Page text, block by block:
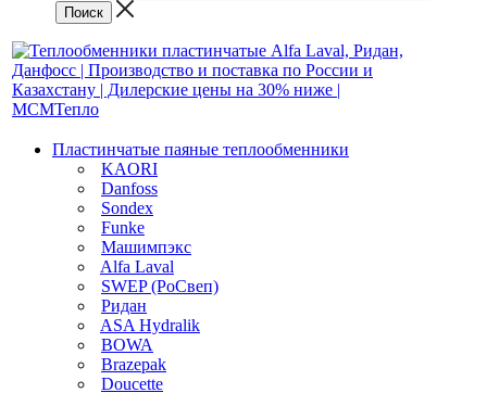
Пластинчатые паяные теплообменники
KAORI
Danfoss
Sondex
Funke
Машимпэкс
Alfa Laval
SWEP (РоСвеп)
Ридан
ASA Hydralik
BOWA
Brazepak
Doucette